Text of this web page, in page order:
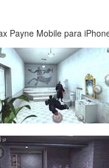
Payne Mobile para